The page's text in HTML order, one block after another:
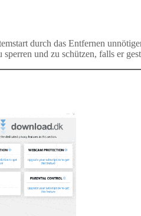
durch das Entfernen
und zu schützen, falls er